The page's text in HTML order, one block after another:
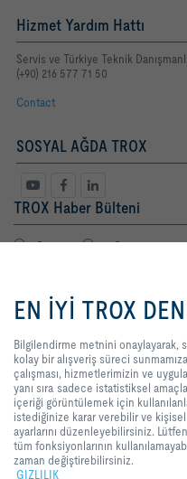
Hizmet Yardım Hattı
Servis ve Türkiye Teknik
(+90) 216 577 71 50
Contact
SOSYAL AĞDA TROX
TROX Haber Bülteni
Bayan Bay
Yasal Terimler kayıt
GİRİŞ İLETİŞİM BASKI
size
ve
gerekli
veya
içerir.
EN İYİ TROX
Bilgilendirme metnini onaylayarak,
kolay bir alışveriş süreci
çalışması, hizmetlerimizin ve
yanı sıra sadece istatistiksel
içeriği görüntülemek için
istediğinize karar verebilir ve
ayarlarını düzenleyebilirsiniz.
tüm fonksiyonlarının
zaman değiştirebilirsiniz.
GIZLILIK